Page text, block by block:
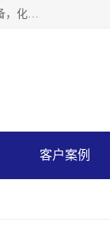
工厂拆除,化工厂拆除,电子厂拆除回收范围；机械设备，机电设备，电力设备，冷冻设备，起重设备，工业设备，电气设备，化工设备，木工设备，纺织设备，印染设备，水洗设备，电力物资，废旧金属，废旧物资，二手锅炉，二手电梯。
客户案例